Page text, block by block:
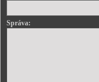
Správa: